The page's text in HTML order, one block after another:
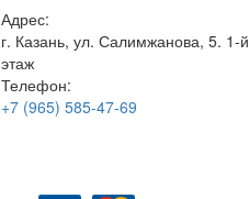
Адрес:
г. Казань, ул. Салимжанова, 5. 1-й
этаж
Телефон:
+7 (965) 585-47-69